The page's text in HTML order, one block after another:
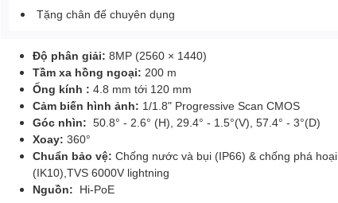
Tặng chân đế chuyên dụng
Độ phân giải: 8MP (2560 × 1440)
Tầm xa hồng ngoại: 200 m
Ống kính : 4.8 mm tới 120 mm
Cảm biến hình ảnh: 1/1.8" Progressive Scan CMOS
Góc nhìn: 50.8° - 2.6° (H), 29.4° - 1.5°(V), 57.4° - 3°(D)
Xoay: 360°
Chuẩn bảo vệ:Chống nước và bụi (IP66) & chống phá hoại
(IK10),TVS 6000V lightning
Nguồn: Hi-PoE